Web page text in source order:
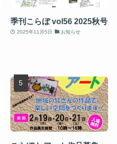
季刊こらぼ vol56 2025秋号
2025年11月5日 お知らせ